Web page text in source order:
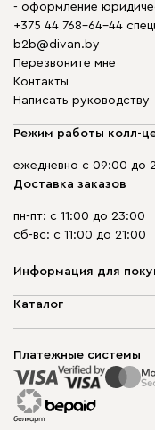
- оформление
+375 44 768-64-44
b2b@divan.by
Перезвоните мне
Контакты
Написать руководству
Режим работы колл-
ежедневно с 09:00 до
Доставка заказов
пн-пт: с 11:00 до 23:00
сб-вс: с 11:00 до 21:00
Информация для
О компании
Способы оплаты
Рассрочка и кредит
Гарантия
Карта сайта
Каталог
Корпусная мебель
Распродажа мебели
Платежные системы